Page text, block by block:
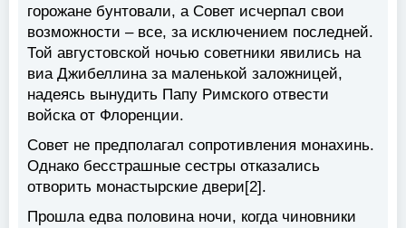
горожане бунтовали, а Совет исчерпал свои
возможности – все, за исключением последней.
Той августовской ночью советники явились на
виа Джибеллина за маленькой заложницей,
надеясь вынудить Папу Римского отвести
войска от Флоренции.
Совет не предполагал сопротивления монахинь.
Однако бесстрашные сестры отказались
отворить монастырские двери[2].
Прошла едва половина ночи, когда чиновники